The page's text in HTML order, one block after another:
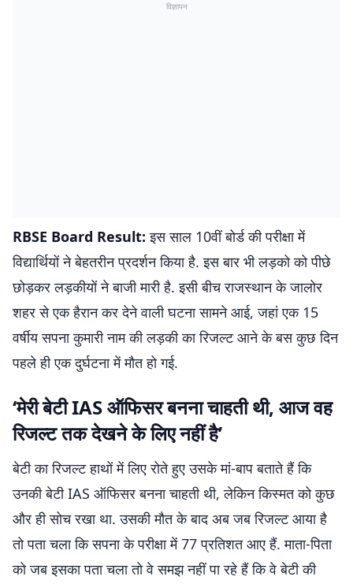
विज्ञापन
RBSE Board Result: इस साल 10वीं बोर्ड की परीक्षा में
विद्यार्थियों ने बेहतरीन प्रदर्शन किया है. इस बार भी लड़को को पीछे
छोड़कर लड़कीयों ने बाजी मारी है. इसी बीच राजस्थान के जालोर
शहर से एक हैरान कर देने वाली घटना सामने आई, जहां एक 15
वर्षीय सपना कुमारी नाम की लड़की का रिजल्ट आने के बस कुछ दिन
पहले ही एक दुर्घटना में मौत हो गई.
‘मेरी बेटी IAS ऑफिसर बनना चाहती थी, आज वह
रिजल्ट तक देखने के लिए नहीं है’
बेटी का रिजल्ट हाथों में लिए रोते हुए उसके मां-बाप बताते हैं कि
उनकी बेटी IAS ऑफिसर बनना चाहती थी, लेकिन किस्मत को कुछ
और ही सोच रखा था. उसकी मौत के बाद अब जब रिजल्ट आया है
तो पता चला कि सपना के परीक्षा में 77 प्रतिशत आए हैं. माता-पिता
को जब इसका पता चला तो वे समझ नहीं पा रहे हैं कि वे बेटी की